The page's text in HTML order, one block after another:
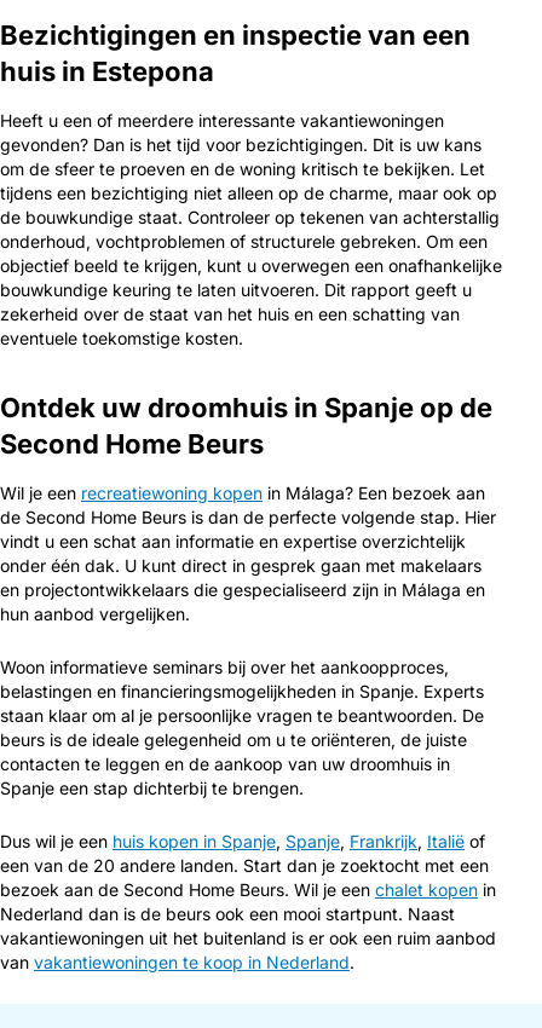
Bezichtigingen en inspectie van een
huis in Estepona
Heeft u een of meerdere interessante vakantiewoningen
gevonden? Dan is het tijd voor bezichtigingen. Dit is uw kans
om de sfeer te proeven en de woning kritisch te bekijken. Let
tijdens een bezichtiging niet alleen op de charme, maar ook op
de bouwkundige staat. Controleer op tekenen van achterstallig
onderhoud, vochtproblemen of structurele gebreken. Om een
objectief beeld te krijgen, kunt u overwegen een onafhankelijke
bouwkundige keuring te laten uitvoeren. Dit rapport geeft u
zekerheid over de staat van het huis en een schatting van
eventuele toekomstige kosten.
Ontdek uw droomhuis in Spanje op de
Second Home Beurs
Wil je een recreatiewoning kopen in Málaga? Een bezoek aan
de Second Home Beurs is dan de perfecte volgende stap. Hier
vindt u een schat aan informatie en expertise overzichtelijk
onder één dak. U kunt direct in gesprek gaan met makelaars
en projectontwikkelaars die gespecialiseerd zijn in Málaga en
hun aanbod vergelijken.
Woon informatieve seminars bij over het aankoopproces,
belastingen en financieringsmogelijkheden in Spanje. Experts
staan klaar om al je persoonlijke vragen te beantwoorden. De
beurs is de ideale gelegenheid om u te oriënteren, de juiste
contacten te leggen en de aankoop van uw droomhuis in
Spanje een stap dichterbij te brengen.
Dus wil je een huis kopen in Spanje, Spanje, Frankrijk, Italië of
een van de 20 andere landen. Start dan je zoektocht met een
bezoek aan de Second Home Beurs. Wil je een chalet kopen in
Nederland dan is de beurs ook een mooi startpunt. Naast
vakantiewoningen uit het buitenland is er ook een ruim aanbod
van vakantiewoningen te koop in Nederland.